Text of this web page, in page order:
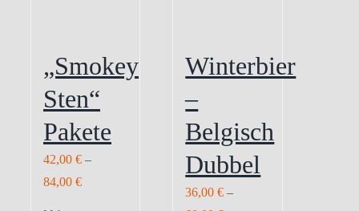
„Smokey
Sten“
Pakete
42,00 € –
84,00 €
Winterbier
–
Belgisch
Dubbel
36,00€ –